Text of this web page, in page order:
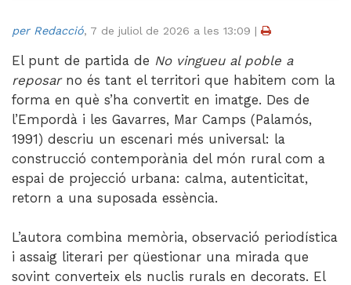
per Redacció, 7 de juliol de 2026 a les 13:09 |
El punt de partida de No vingueu al poble a
reposarno és tant el territori que habitem com la
forma en què s’ha convertit en imatge. Des de
l’Empordà i les Gavarres, Mar Camps (Palamós,
1991) descriu un escenari més universal: la
construcció contemporània del món rural com a
espai de projecció urbana: calma, autenticitat,
retorn a una suposada essència.
L’autora combina memòria, observació periodística
i assaig literari per qüestionar una mirada que
sovint converteix els nuclis rurals en decorats. El